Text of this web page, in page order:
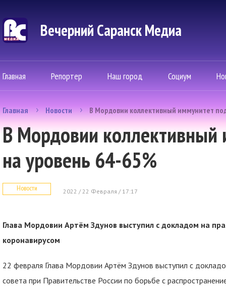
Вечерний Саранск Mедиа
Главная Репортер Наш город Социум
Главная Новости В Мордовии коллективный иммунитет
В Мордовии коллективный
на уровень 64-65%
Новости 2022 / 22 Февраля / 17:17
Глава Мордовии Артём Здунов выступил с докладом на
коронавирусом
22 февраля Глава Мордовии Артём Здунов выступил с
совета при Правительстве России по борьбе с